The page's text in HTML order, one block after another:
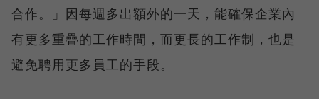
合作。」因每週多出額外的一天，能確保企業內
有更多重疊的工作時間，而更長的工作制，也是
避免聘用更多員工的手段。